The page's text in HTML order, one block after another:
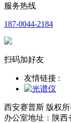
服务热线
187-0044-2184
扫码加好友
友情链接 :
西安赛普斯 版权所
办公室地址：陕西